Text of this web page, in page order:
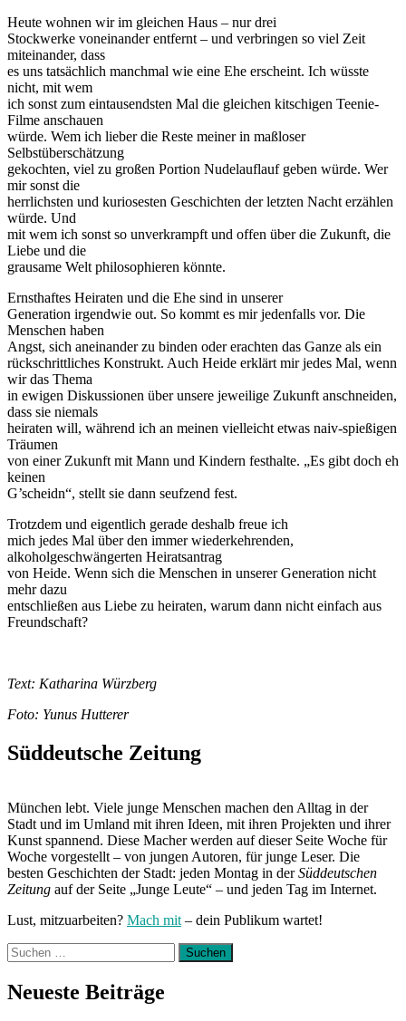
Heute wohnen wir im gleichen Haus – nur drei
Stockwerke voneinander entfernt – und verbringen so viel Zeit
miteinander, dass
es uns tatsächlich manchmal wie eine Ehe erscheint. Ich wüsste
nicht, mit wem
ich sonst zum eintausendsten Mal die gleichen kitschigen Teenie-
Filme anschauen
würde. Wem ich lieber die Reste meiner in maßloser
Selbstüberschätzung
gekochten, viel zu großen Portion Nudelauflauf geben würde. Wer
mir sonst die
herrlichsten und kuriosesten Geschichten der letzten Nacht erzählen
würde. Und
mit wem ich sonst so unverkrampft und offen über die Zukunft, die
Liebe und die
grausame Welt philosophieren könnte.
Ernsthaftes Heiraten und die Ehe sind in unserer
Generation irgendwie out. So kommt es mir jedenfalls vor. Die
Menschen haben
Angst, sich aneinander zu binden oder erachten das Ganze als ein
rückschrittliches Konstrukt. Auch Heide erklärt mir jedes Mal, wenn
wir das Thema
in ewigen Diskussionen über unsere jeweilige Zukunft anschneiden,
dass sie niemals
heiraten will, während ich an meinen vielleicht etwas naiv-spießigen
Träumen
von einer Zukunft mit Mann und Kindern festhalte. „Es gibt doch eh
keinen
G’scheidn“, stellt sie dann seufzend fest.
Trotzdem und eigentlich gerade deshalb freue ich
mich jedes Mal über den immer wiederkehrenden,
alkoholgeschwängerten Heiratsantrag
von Heide. Wenn sich die Menschen in unserer Generation nicht
mehr dazu
entschließen aus Liebe zu heiraten, warum dann nicht einfach aus
Freundschaft?
Text: Katharina Würzberg
Foto: Yunus Hutterer
Süddeutsche Zeitung
München lebt. Viele junge Menschen machen den Alltag in der
Stadt und im Umland mit ihren Ideen, mit ihren Projekten und ihrer
Kunst spannend. Diese Macher werden auf dieser Seite Woche für
Woche vorgestellt – von jungen Autoren, für junge Leser. Die
besten Geschichten der Stadt: jeden Montag in derSüddeutschen
Zeitung auf der Seite „Junge Leute“ – und jeden Tag im Internet.
Lust, mitzuarbeiten? Mach mit – dein Publikum wartet!
Suchen
nach:
Neueste Beiträge